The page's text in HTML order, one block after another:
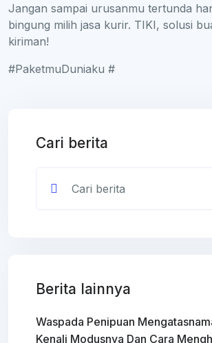
Jangan sampai urusanmu tertunda
bingung milih jasa kurir. TIKI, solusi
kiriman!
#PaketmuDuniaku #
Cari berita
Berita lainnya
Waspada Penipuan
Kenali Modusnya Dan Cara